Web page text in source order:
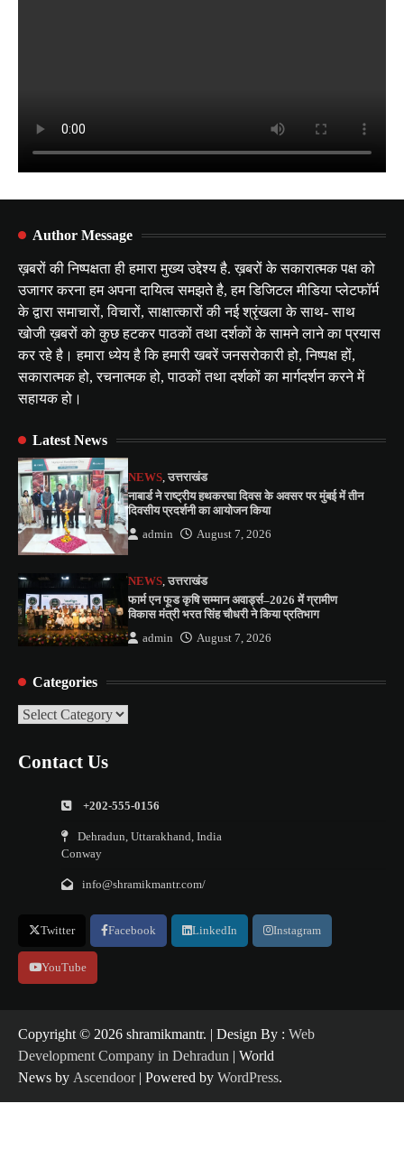
Author Message
ख़बरों की निष्पक्षता ही हमारा मुख्य उद्देश्य है. ख़बरों के सकारात्मक पक्ष को
उजागर करना हम अपना दायित्व समझते है, हम डिजिटल मीडिया प्लेटफॉर्म
के द्वारा समाचारों, विचारों, साक्षात्कारों की नई श्रृंखला के साथ- साथ
खोजी ख़बरों को कुछ हटकर पाठकों तथा दर्शकों के सामने लाने का प्रयास
कर रहे है। हमारा ध्येय है कि हमारी खबरें जनसरोकारी हो, निष्पक्ष हों,
सकारात्मक हो, रचनात्मक हो, पाठकों तथा दर्शकों का मार्गदर्शन करने में
सहायक हो।
Latest News
NEWS,उत्तराखंड
नाबार्ड ने राष्ट्रीय हथकरघा दिवस के अवसर पर मुंबई में तीन
दिवसीय प्रदर्शनी का आयोजन किया
admin August 7, 2026
NEWS ,उत्तराखंड
फार्म एन फूड कृषि सम्मान अवार्ड्स–2026 में ग्रामीण
विकास मंत्री भरत सिंह चौधरी ने किया प्रतिभाग
admin August 7, 2026
Categories
Categories
Contact Us
+202-555-0156
Dehradun, Uttarakhand, India
Conway
info@shramikmantr.com/
Twitter Facebook LinkedIn Instagram
YouTube
Copyright ©️ 2026 shramikmantr. | Design By : Web
Development Company in Dehradun | World
News by Ascendoor| Powered by WordPress.